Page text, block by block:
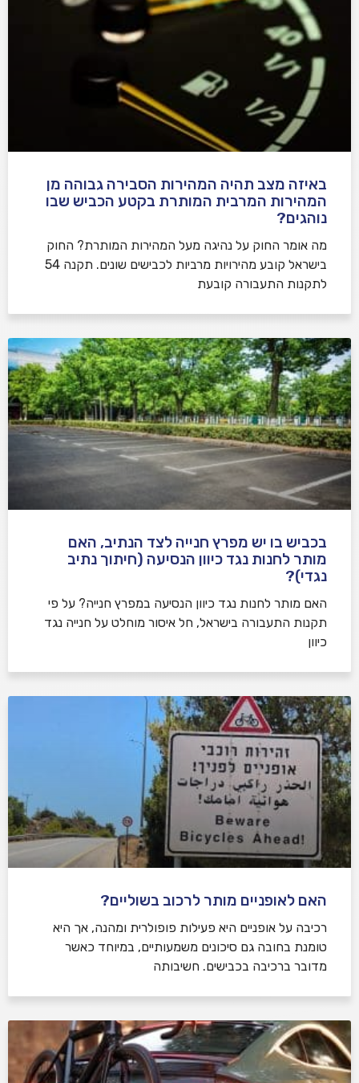
באיזה מצב תהיה המהירות הסבירה גבוהה מן
המהירות המרבית המותרת בקטע הכביש שבו
נוהגים?
​מה אומר החוק על נהיגה מעל המהירות המותרת? החוק
בישראל קובע מהירויות מרביות לכבישים שונים. תקנה 54
לתקנות התעבורה קובעת
בכביש בו יש מפרץ חנייה לצד הנתיב, האם
מותר לחנות נגד כיוון הנסיעה (חיתוך נתיב
נגדי)?
האם מותר לחנות נגד כיוון הנסיעה במפרץ חנייה? על פי
תקנות התעבורה בישראל, חל איסור מוחלט על חנייה נגד
כיוון
האם לאופניים מותר לרכוב בשוליים?
רכיבה על אופניים היא פעילות פופולרית ומהנה, אך היא
טומנת בחובה גם סיכונים משמעותיים, במיוחד כאשר
מדובר ברכיבה בכבישים. חשיבותה